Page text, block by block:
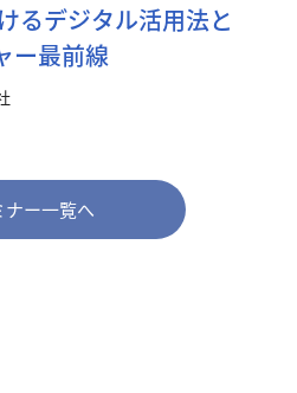
るデジタル活用法と
ー最前線
ナー一覧へ